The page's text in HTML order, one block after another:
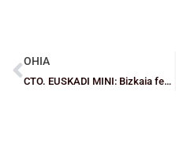
OHIA
CTO. EUSKADI MINI: Bizkaia femenino también puede con Gipuzkoa (47-63)